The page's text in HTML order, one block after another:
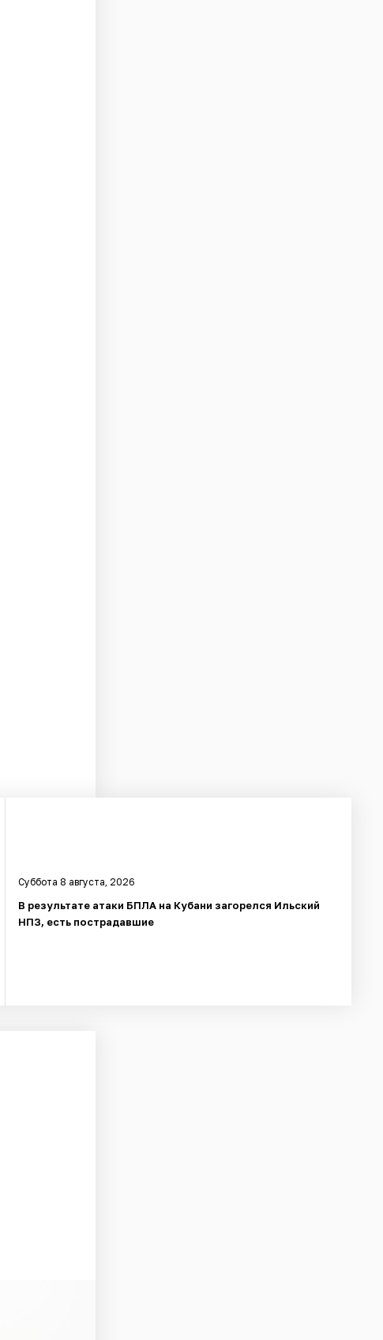
Суббота 8 августа, 2026
В результате атаки БПЛА на Кубани загорелся Ильский
НПЗ, есть пострадавшие